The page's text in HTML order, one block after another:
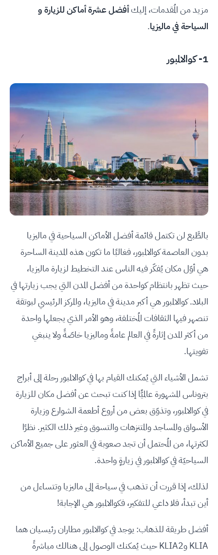
مزيد من المُقدمات، إليكأفضل عشرة أماكن للزيارة و
السياحة في ماليزيا.
1- كوالالمبور
بالطَّبع لن تكتمل قائمة أفضل الأماكن السياحية في ماليزيا
بدون العاصمة كوالالمبور، فغالبًا ما تكون هذه المدينة الساحرة
هي أوّل مكان يُفكّر فيه الناس عند التخطيط لزيارة ماليزيا،
حيث تظهر بانتظام كواحدة من أفضل المدن التي يجب زيارتها في
البلاد. كوالالمبور هي أكبر مدينة في ماليزيا، والمركز الرئيسي لبوتقة
تنصهر فيها الثقافات المُختلفة، وهو الأمر الذي يجعلها واحدة
من أكثر المدن إثارةً في العالم عامةً وماليزيا خاصّةً ولا ينبغي
تفويتها.
تشمل الأشياء التي يُمكنك القيام بها في كوالالمبور رحلة إلى أبراج
بتروناس المشهورة عالميًّا إذا كنت تبحث عن أفضل مكان للزيارة
في كوالالمبور، وتذوّق بعض من أروع أطعمة الشوارع وزيارة
الأسواق والمساجد والمتنزهات والتسوق وغير ذلك الكثير. نظرًا
لكثرتها، من المُحتمل أن تجد صعوبة في العثور على جميع الأماكن
السياحيّة في كوالالمبور في زيارةٍ واحدة.
لذلك، إذا قررت أن تذهب في سياحة إلى ماليزيا وتتساءل من
أين تبدأ، فلا داعي للتفكير، فكوالالمبور هي الإجابة!
أفضل طريقة للذهاب: يوجد في كوالالمبور مطاران رئيسيان هما
KLIA وKLIA2 حيث يُمكنك الوصول إلى هنالك مباشرةً